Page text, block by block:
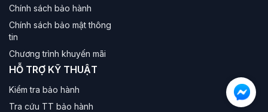
Chính sách bảo hành
Chính sách bảo mật thông
tin
Chương trình khuyến mãi
HỖ TRỢ KỸ THUẬT
Kiểm tra bảo hành
Tra cứu TT bảo hành